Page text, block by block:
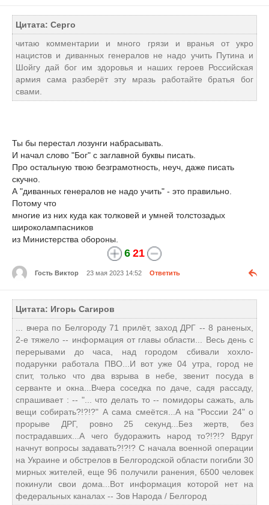
Цитата: Серго
читаю комментарии и много грязи и вранья от укро
нацистов и диванных генералов не надо учить Путина и
Шойгу дай бог им здоровья и наших героев Российская
армия сама разберёт эту мразь работайте братья бог
свами.
Ты бы перестал лозунги набрасывать.
И начал слово "Бог" с заглавной буквы писать.
Про остальную твою безграмотность, неуч, даже писать
скучно.
А "диванных генералов не надо учить" - это правильно.
Потому что
многие из них куда как толковей и умней толстозадых
широколампасников
из Министерства обороны.
6 21
Гость Виктор 23 мая 2023 14:52 Ответить
Цитата: Игорь Сагиров
... вчера по Белгороду 71 прилёт, заход ДРГ -- 8 раненых,
2-е тяжело -- информация от главы области... Весь день с
перерывами до часа, над городом сбивали хохло-
подарунки работала ПВО...И вот уже 04 утра, город не
спит, только что два взрыва в небе, звенит посуда в
серванте и окна...Вчера соседка по даче, садя рассаду,
спрашивает : -- "... что делать то -- помидоры сажать, аль
вещи собирать?!?!?" А сама смеётся...А на "России 24" о
прорыве ДРГ, ровно 25 секунд...Без жертв, без
пострадавших...А чего будоражить народ то?!?!? Вдруг
начнут вопросы задавать?!?!? С начала военной операции
на Украине и обстрелов в Белгородской области погибли 30
мирных жителей, еще 96 получили ранения, 6500 человек
покинули свои дома...Вот информация которой нет на
федеральных каналах -- Зов Народа / Белгород